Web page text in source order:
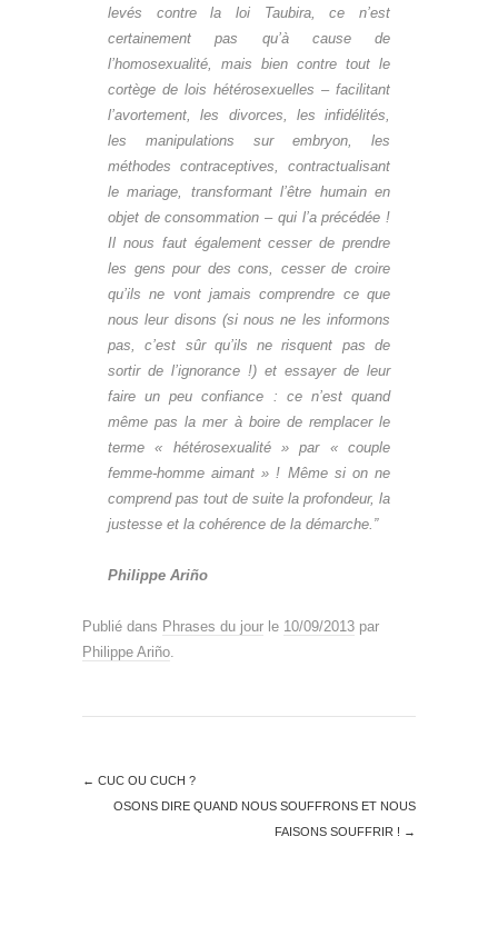
levés contre la loi Taubira, ce n’est
certainement pas qu’à cause de
l’homosexualité, mais bien contre tout le
cortège de lois hétérosexuelles – facilitant
l’avortement, les divorces, les infidélités,
les manipulations sur embryon, les
méthodes contraceptives, contractualisant
le mariage, transformant l’être humain en
objet de consommation – qui l’a précédée !
Il nous faut également cesser de prendre
les gens pour des cons, cesser de croire
qu’ils ne vont jamais comprendre ce que
nous leur disons (si nous ne les informons
pas, c’est sûr qu’ils ne risquent pas de
sortir de l’ignorance !) et essayer de leur
faire un peu confiance : ce n’est quand
même pas la mer à boire de remplacer le
terme « hétérosexualité » par « couple
femme-homme aimant » ! Même si on ne
comprend pas tout de suite la profondeur, la
justesse et la cohérence de la démarche.”
Philippe Ariño
Publié dans Phrases du jour le 10/09/2013 par
Philippe Ariño.
← CUC OU CUCH ?
OSONS DIRE QUAND NOUS SOUFFRONS ET NOUS
FAISONS SOUFFRIR ! →